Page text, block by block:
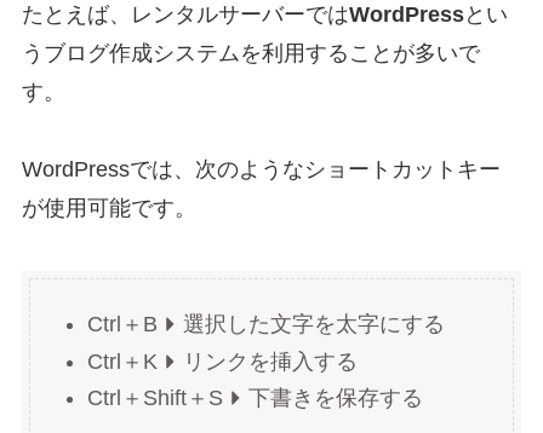
たとえば、レンタルサーバーではWordPressとい
うブログ作成システムを利用することが多いで
す。
WordPressでは、次のようなショートカットキー
が使用可能です。
Ctrl＋B
選択した文字を太字にする
Ctrl＋K
リンクを挿入する
Ctrl＋Shift＋S
下書きを保存する